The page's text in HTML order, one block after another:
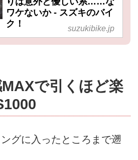
ワケないか - スズキのバイ
ク！
suzukibike.jp
で引くほど楽
グに入ったところまで遡